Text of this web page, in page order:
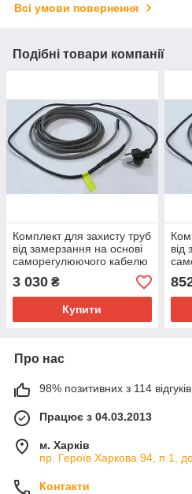
Всі умови повернення
Подібні товари компанії
Комплект для захисту труб
від замерзання на основі
саморегулюючого кабелю
ThermoGreen 24 Вт/м - 10
м.пог.
3 030 ₴
Купити
від
Про нас
98% позитивних з 114 відгуків
Працює з 04.03.2013
м. Харків
пр. Героїв Харкова 94, п.1,
Контакти